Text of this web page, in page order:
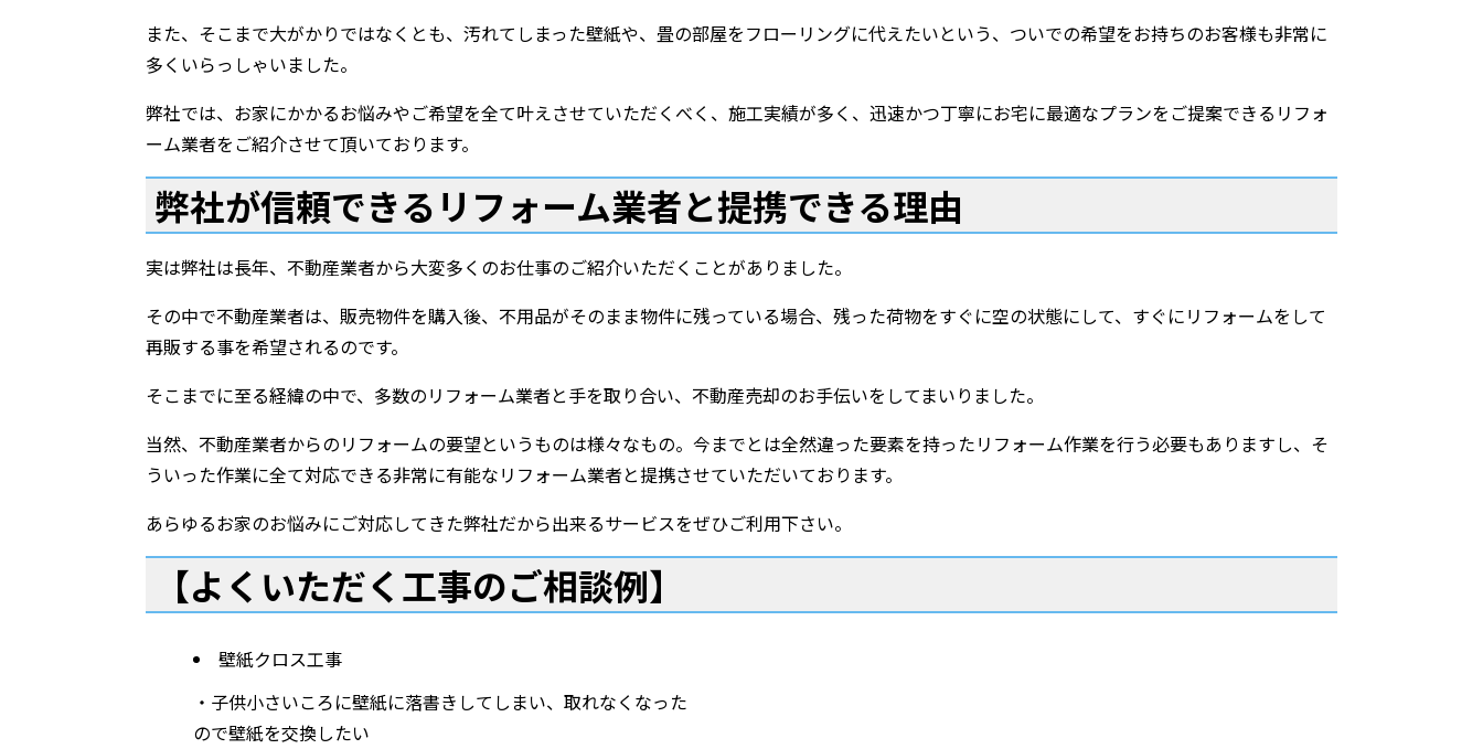
また、そこまで大がかりではなくとも、汚れてしまった壁紙や、畳の部屋をフローリングに代えたいという、ついでの希望をお持ちのお客様も非常に
多くいらっしゃいました。
弊社では、お家にかかるお悩みやご希望を全て叶えさせていただくべく、施工実績が多く、迅速かつ丁寧にお宅に最適なプランをご提案できるリフォ
ーム業者をご紹介させて頂いております。
弊社が信頼できるリフォーム業者と提携できる理由
実は弊社は長年、不動産業者から大変多くのお仕事のご紹介いただくことがありました。
その中で不動産業者は、販売物件を購入後、不用品がそのまま物件に残っている場合、残った荷物をすぐに空の状態にして、すぐにリフォームをして
再販する事を希望されるのです。
そこまでに至る経緯の中で、多数のリフォーム業者と手を取り合い、不動産売却のお手伝いをしてまいりました。
当然、不動産業者からのリフォームの要望というものは様々なもの。今までとは全然違った要素を持ったリフォーム作業を行う必要もありますし、そ
ういった作業に全て対応できる非常に有能なリフォーム業者と提携させていただいております。
あらゆるお家のお悩みにご対応してきた弊社だから出来るサービスをぜひご利用下さい。
【よくいただく工事のご相談例】
壁紙クロス工事
・子供小さいころに壁紙に落書きしてしまい、取れなくなった
ので壁紙を交換したい